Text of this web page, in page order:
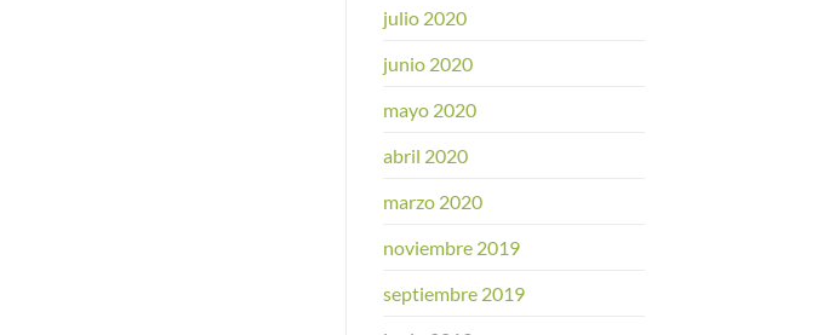
julio 2020
junio 2020
mayo 2020
abril 2020
marzo 2020
noviembre 2019
septiembre 2019